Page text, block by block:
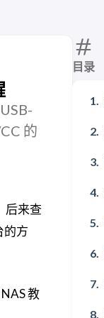
目录
的
后来查
的方
教